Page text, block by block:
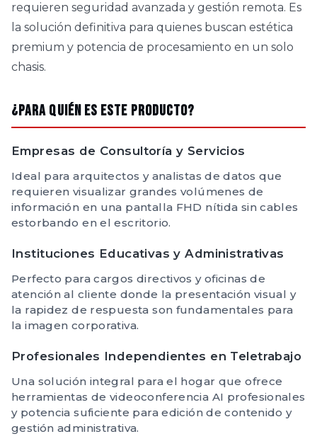
requieren seguridad avanzada y gestión remota. Es
la solución definitiva para quienes buscan estética
premium y potencia de procesamiento en un solo
chasis.
¿Para quién es este producto?
Empresas de Consultoría y Servicios
Ideal para arquitectos y analistas de datos que
requieren visualizar grandes volúmenes de
información en una pantalla FHD nítida sin cables
estorbando en el escritorio.
Instituciones Educativas y Administrativas
Perfecto para cargos directivos y oficinas de
atención al cliente donde la presentación visual y
la rapidez de respuesta son fundamentales para
la imagen corporativa.
Profesionales Independientes en Teletrabajo
Una solución integral para el hogar que ofrece
herramientas de videoconferencia AI profesionales
y potencia suficiente para edición de contenido y
gestión administrativa.